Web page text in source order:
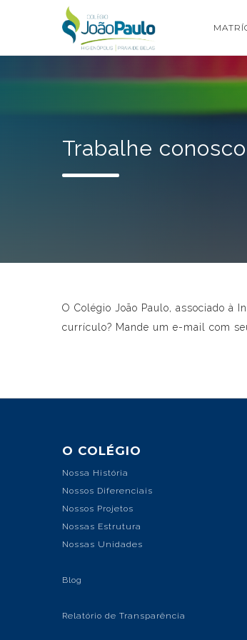
Trabalhe conosco
O Colégio João Paulo, associado à
currículo? Mande um e-mail com
O COLÉGIO
Nossa História
Nossos Diferenciais
Nossos Projetos
Nossas Estrutura
Nossas Unidades
Blog
Relatório de Transparência